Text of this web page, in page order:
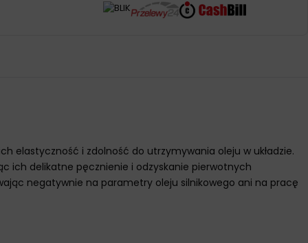
elastyczność i zdolność do utrzymywania oleju w układzie.
ich delikatne pęcznienie i odzyskanie pierwotnych
negatywnie na parametry oleju silnikowego ani na pracę